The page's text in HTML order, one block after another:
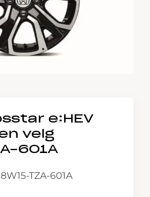
e:HEV
velg
601A
TZA-601A